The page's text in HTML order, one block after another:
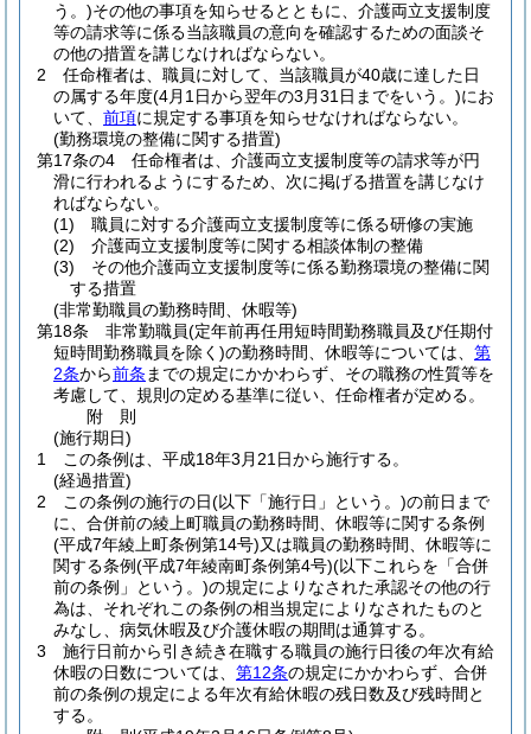
う。)その他の事項を知らせるとともに、介護両立支援制度
等の請求等に係る当該職員の意向を確認するための面談そ
の他の措置を講じなければならない。
2
任命権者は、職員に対して、当該職員が40歳に達した日
の属する年度(4月1日から翌年の3月31日までをいう。)にお
いて、 前項に規定する事項を知らせなければならない。
(勤務環境の整備に関する措置)
第17条の4
任命権者は、介護両立支援制度等の請求等が円
滑に行われるようにするため、次に掲げる措置を講じなけ
ればならない。
(1)
職員に対する介護両立支援制度等に係る研修の実施
(2)
介護両立支援制度等に関する相談体制の整備
(3)
その他介護両立支援制度等に係る勤務環境の整備に関
する措置
(非常勤職員の勤務時間、休暇等)
第18条
非常勤職員(定年前再任用短時間勤務職員及び任期付
短時間勤務職員を除く)の勤務時間、休暇等については、 第
2条から前条 までの規定にかかわらず、その職務の性質等を
考慮して、規則の定める基準に従い、任命権者が定める。
附 則
(施行期日)
1
この条例は、平成18年3月21日から施行する。
(経過措置)
2
この条例の施行の日(以下「施行日」という。)の前日まで
に、合併前の綾上町職員の勤務時間、休暇等に関する条例
(平成7年綾上町条例第14号)又は職員の勤務時間、休暇等に
関する条例(平成7年綾南町条例第4号)(以下これらを「合併
前の条例」という。)の規定によりなされた承認その他の行
為は、それぞれこの条例の相当規定によりなされたものと
みなし、病気休暇及び介護休暇の期間は通算する。
3
施行日前から引き続き在職する職員の施行日後の年次有給
休暇の日数については、 第12条の規定にかかわらず、合併
前の条例の規定による年次有給休暇の残日数及び残時間と
する。